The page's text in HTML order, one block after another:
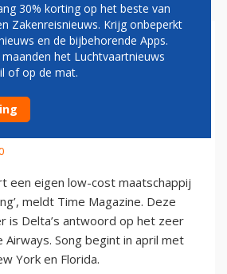
LOW-COST
DELTA AIR
een eigen low-cost maatschappij
meldt Time Magazine. Deze
is Delta’s antwoord op het zeer
Airways. Song begint in april met
York en Florida.
30% korting op het beste van
Zakenreisnieuws. Krijg onbeperkt
en de bijbehorende Apps.
het Luchtvaartnieuws
of op de mat.